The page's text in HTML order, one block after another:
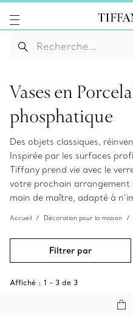
Vases en
phosphatique
Des objets classiques,
Inspirée par les surfaces
Tiffany prend vie avec le
votre prochain arrangement
main de maître, adapté à
Accueil Décoration pour la maison
Filtrer par
Affiché : 1 - 3 de 3